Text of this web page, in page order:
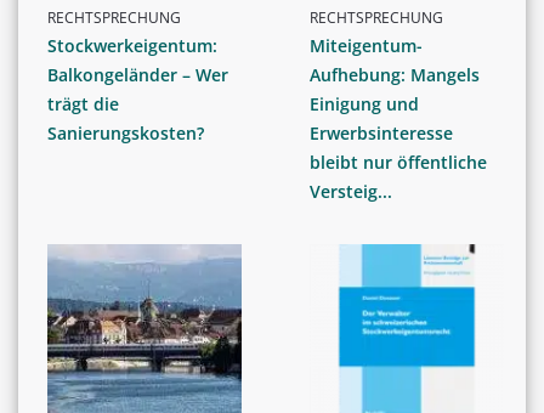
RECHTSPRECHUNG
Stockwerkeigentum:
Balkongeländer – Wer
trägt die
Sanierungskosten?
RECHTSPRECHUNG
Miteigentum-
Aufhebung: Mangels
Einigung und
Erwerbsinteresse
bleibt nur öffentliche
Versteig...